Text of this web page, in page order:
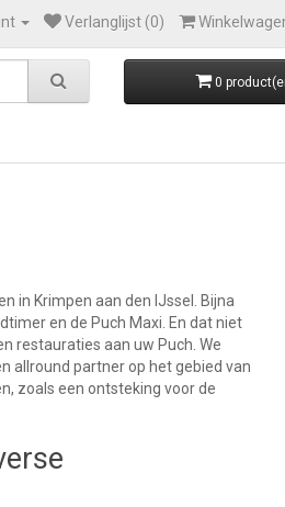
Verlanglijst (0)
0
in Krimpen aan den IJssel. Bijna
en de Puch Maxi. En dat niet
restauraties aan uw Puch. We
allround partner op het gebied van
zoals een ontsteking voor de